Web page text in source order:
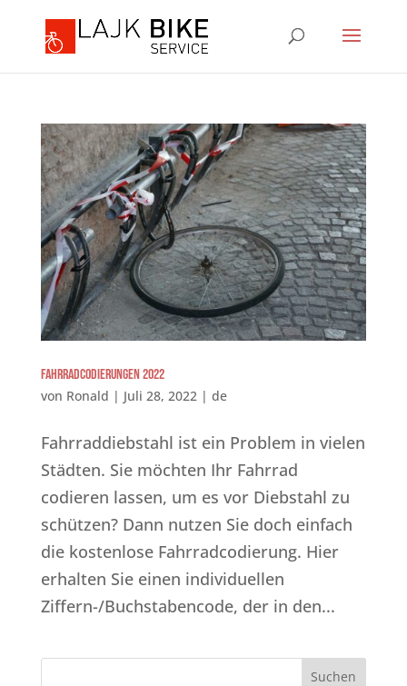
Fahrradcodierungen 2022
von Ronald | Juli 28, 2022| de
Fahrraddiebstahl ist ein Problem in vielen
Städten. Sie möchten Ihr Fahrrad
codieren lassen, um es vor Dieb­stahl zu
schützen? Dann nutzen Sie doch einfach
die kostenlose Fahrradcodierung. Hier
erhalten Sie einen individuellen
Ziffern-/Buchstabencode, der in den...
Suchen